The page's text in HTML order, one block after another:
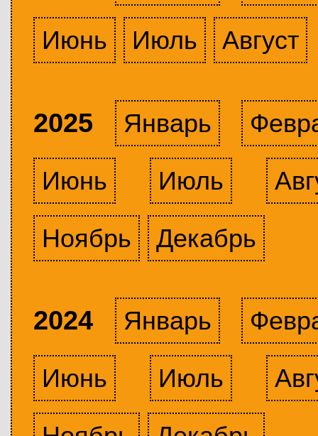
Июнь
Июль Август
2025 Январь
Июнь
Июль
Ноябрь
Декабрь
2024 Январь
Июнь
Июль